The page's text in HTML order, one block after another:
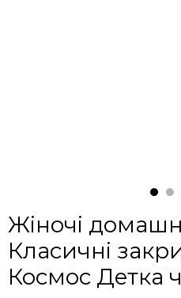
Жіночі
Класичні
Космос Детка